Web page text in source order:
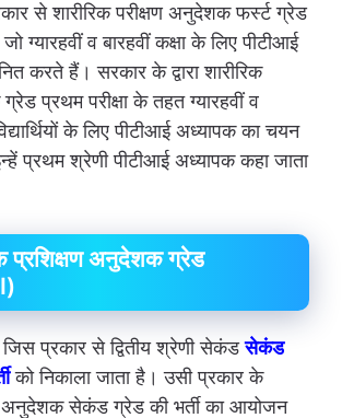
से शारीरिक परीक्षण अनुदेशक फर्स्ट ग्रेड
जो ग्यारहवीं व बारहवीं कक्षा के लिए पीटीआई
करते हैं। सरकार के द्वारा शारीरिक
प्रथम परीक्षा के तहत ग्यारहवीं व
के लिए पीटीआई अध्यापक का चयन
प्रथम श्रेणी पीटीआई अध्यापक कहा जाता
प्रशिक्षण अनुदेशक ग्रेड
जिस प्रकार से द्वितीय श्रेणी सेकंडसेकंड
को निकाला जाता है। उसी प्रकार के
अनुदेशक सेकंड ग्रेड की भर्ती का आयोजन